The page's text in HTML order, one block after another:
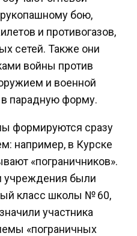
рукопашному бою,
и противогазов,
сетей. Также они
войны против
и военной
парадную форму.
формируются сразу
например, в Курске
«пограничников».
учреждения были
класс школы № 60,
участника
«пограничных